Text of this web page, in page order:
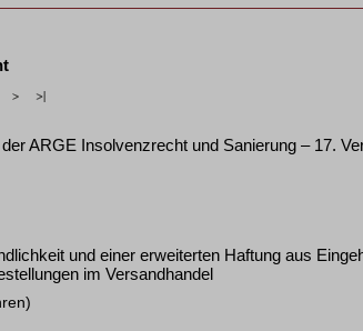
> »
ARGE Insolvenzrecht und Sanierung – 17.
und einer erweiterten Haftung aus
im Versandhandel